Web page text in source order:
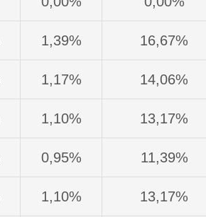
1,39% 16,67%
1,17% 14,06%
1,10% 13,17%
0,95% 11,39%
1,10% 13,17%